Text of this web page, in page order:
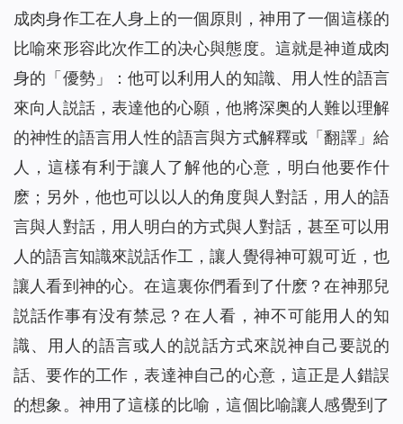
成肉身作工在人身上的一個原則，神用了一個這樣的
比喻來形容此次作工的决心與態度。這就是神道成肉
身的「優勢」：他可以利用人的知識、用人性的語言
來向人説話，表達他的心願，他將深奥的人難以理解
的神性的語言用人性的語言與方式解釋或「翻譯」給
人，這樣有利于讓人了解他的心意，明白他要作什
麽；另外，他也可以以人的角度與人對話，用人的語
言與人對話，用人明白的方式與人對話，甚至可以用
人的語言知識來説話作工，讓人覺得神可親可近，也
讓人看到神的心。在這裏你們看到了什麽？在神那兒
説話作事有没有禁忌？在人看，神不可能用人的知
識、用人的語言或人的説話方式來説神自己要説的
話、要作的工作，表達神自己的心意，這正是人錯誤
的想象。神用了這樣的比喻，這個比喻讓人感覺到了